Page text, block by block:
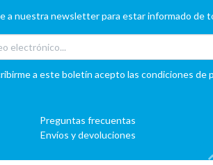
a nuestra newsletter para estar informado de
a este boletín acepto las condiciones de
Preguntas frecuentas
Envíos y devoluciones